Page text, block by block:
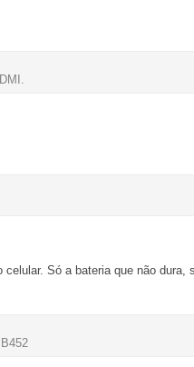
Só a bateria que não dura,